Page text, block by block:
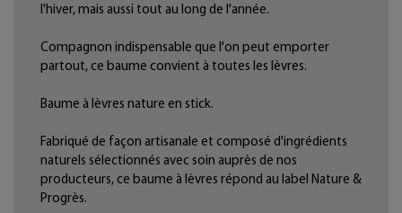
l'hiver, mais aussi tout au long de l'année.
Compagnon indispensable que l'on peut emporter
partout, ce baume convient à toutes les lèvres.
Baume à lèvres nature en stick.
Fabriqué de façon artisanale et composé d'ingrédients
naturels sélectionnés avec soin auprès de nos
producteurs, ce baume à lèvres répond au label Nature &
Progrès.